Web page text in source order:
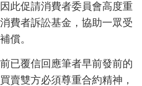
此促請消費者委員會高度重
費者訴訟基金，協助一眾受
償。
已覆信回應筆者早前發前的
賣雙方必須尊重合約精神，